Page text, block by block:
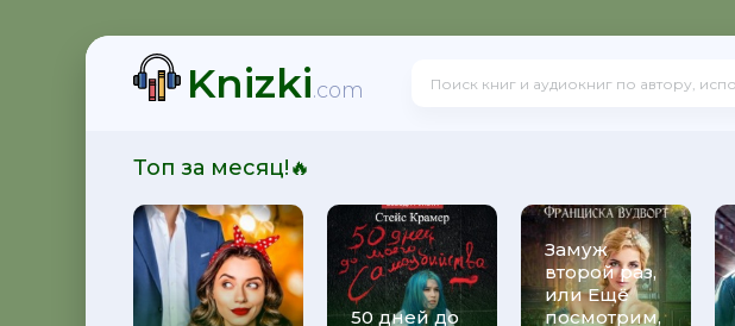
Knizki.com
Топ за месяц!🔥
50 дней до
Замуж
второй раз,
или Ещё
посмотрим,
- Григорий Климов
Возвращение - Наталья Нестерова